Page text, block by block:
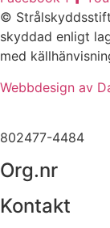
©
skyddad enligt
med
Webbdesign av
802477-4484
Org.nr
Kontakt